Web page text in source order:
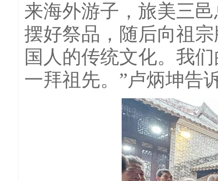
来海外游子，旅美三
摆好祭品，随后向祖
国人的传统文化。我
一拜祖先。”卢炳坤告